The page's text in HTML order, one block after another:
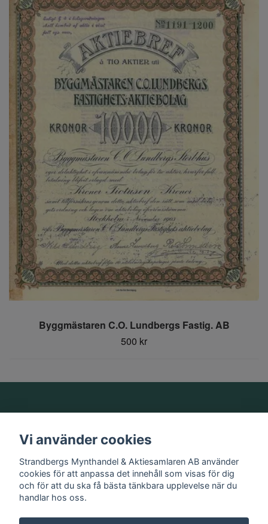
Byggmästaren C.O. Lundbergs Fastig. AB
500 kr
Information
Sociala medier
Vi använder cookies
Strandbergs Mynthandel & Aktiesamlaren AB använder
cookies för att anpassa det innehåll som visas för dig
och för att du ska få bästa tänkbara upplevelse när du
handlar hos oss.